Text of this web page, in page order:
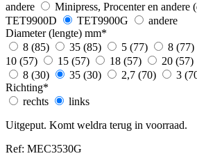
andere
Minipress, Procenter en andere
TET9900D
TET9900G
andere
Diameter (lengte) mm*
8 (85)
35 (85) 5 (77) 8 (77)
10 (57)
15 (57) 18 (57) 20 (57)
8 (30)
35 (30) 2,7 (70)
3
Richting*
rechts
links
Uitgeput. Komt weldra terug in voorraad.
Ref: MEC3530G